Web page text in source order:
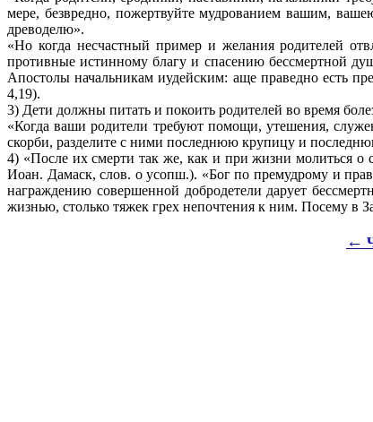
мере, безвредно, пожертвуйте мудрованием вашим,
древоделю».
«Но когда несчастный пример и желания родителей
противные истинному благу и спасению бессмертной
Апостолы начальникам иудейским: аще праведно есть
4,19).
3) Дети должны питать и покоить родителей во время
«Когда ваши родители требуют помощи, утешения,
скорби, разделите с ними последнюю крупицу и
4) «После их смерти так же, как и при жизни молиться
Иоан. Дамаск, слов. о усопш.). «Бог по премудрому и
награждению совершенной добродетели дарует
жизнью, столько тяжек грех непочтения к ним. Посему в
←